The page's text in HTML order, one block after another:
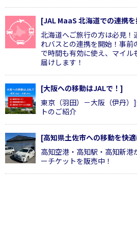
[JAL MaaS 北海道での連携
北海道へご旅行の方は必見！
れバスとの連携を開始！事前
で時間も有効に使え、マイ
届けします！
[大阪への移動はJALで！]
東京（羽田）－大阪（伊丹
トのご紹介
[高知県土佐市への移動を快
高知空港・高知駅・高知新港
ーチケットを販売中！